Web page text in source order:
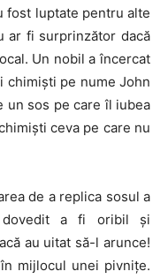
fost luptate pentru alte
ar fi surprinzător dacă
Un nobil a încercat
chimiști pe nume John
un sos pe care îl iubea
ceva pe care nu
de a replica sosul a
dovedit a fi oribil și
au uitat să-l arunce!
mijlocul unei pivnițe.